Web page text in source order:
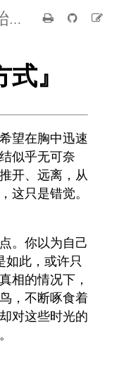
Re：从零开始的异世界生活
』
望在胸中迅速
似乎无可奈
开、远离，从
这只是错觉。
。你以为自己
此，或许只
相的情况下，
，不断啄食着
对这些时光的